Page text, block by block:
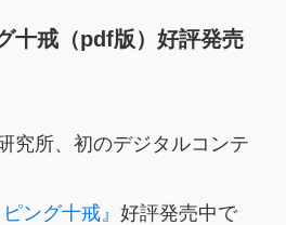
十戒（pdf版）好評発売
究所、初のデジタルコンテ
ング十戒』 好評発売中で